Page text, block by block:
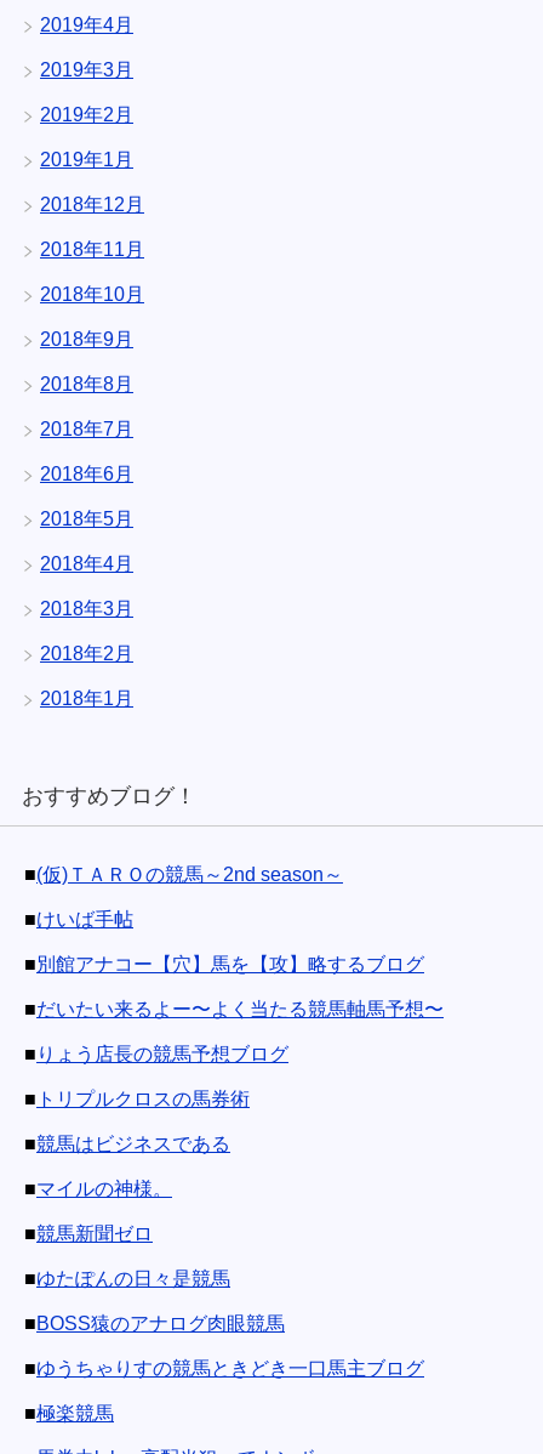
2019年4月
2019年3月
2019年2月
2019年1月
2018年12月
2018年11月
2018年10月
2018年9月
2018年8月
2018年7月
2018年6月
2018年5月
2018年4月
2018年3月
2018年2月
2018年1月
おすすめブログ！
■(仮)ＴＡＲＯの競馬～2nd season～
■けいば手帖
■別館アナコー【穴】馬を【攻】略するブログ
■だいたい来るよー〜よく当たる競馬軸馬予想〜
■ りょう店長の競馬予想ブログ
■ トリプルクロスの馬券術
■競馬はビジネスである
■マイルの神様。
■競馬新聞ゼロ
■ゆたぽんの日々是競馬
■BOSS猿のアナログ肉眼競馬
■ゆうちゃりすの競馬ときどき一口馬主ブログ
■極楽競馬